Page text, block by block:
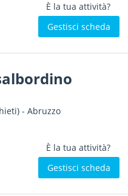
È la tua attività?
Gestisci scheda
- Abruzzo
È la tua attività?
Gestisci scheda